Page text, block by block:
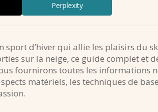
Perplexity
sport d’hiver qui allie les plaisirs du
sur la neige, ce guide complet et
fournirons toutes les informations
matériels, les techniques de